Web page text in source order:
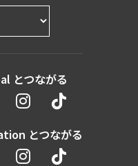
とつながる
とつながる